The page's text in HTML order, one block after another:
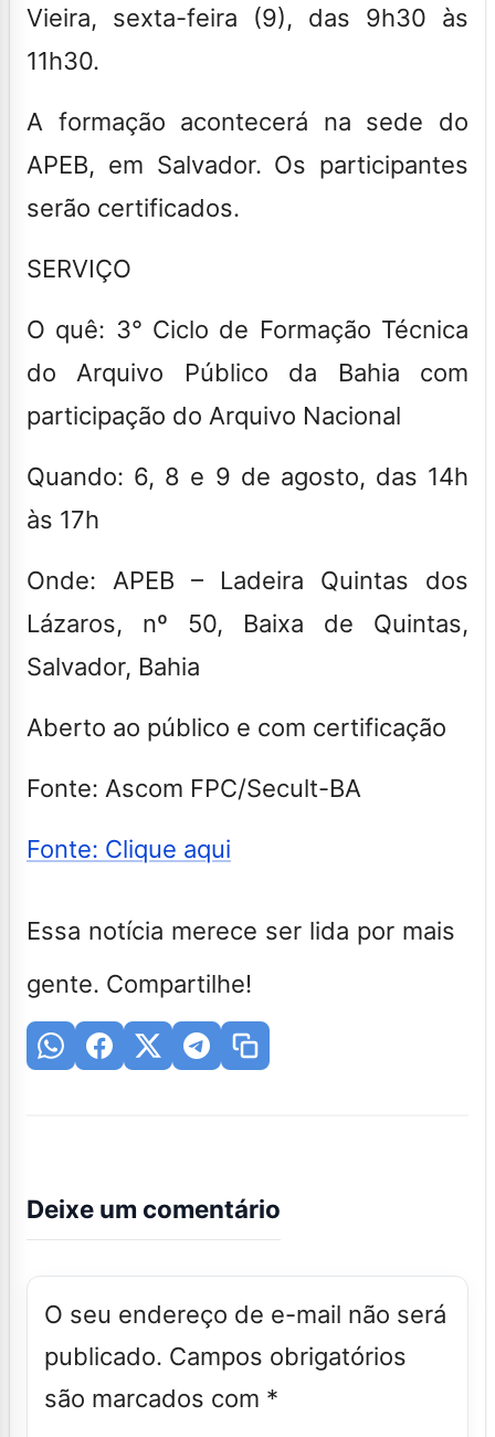
Vieira, sexta-feira (9), das 9h30 às
11h30.
A formação acontecerá na sede do
APEB, em Salvador. Os participantes
serão certificados.
SERVIÇO
O quê: 3° Ciclo de Formação Técnica
do Arquivo Público da Bahia com
participação do Arquivo Nacional
Quando: 6, 8 e 9 de agosto, das 14h
às 17h
Onde: APEB – Ladeira Quintas dos
Lázaros, nº 50, Baixa de Quintas,
Salvador, Bahia
Aberto ao público e com certificação
Fonte: Ascom FPC/Secult-BA
Fonte: Clique aqui
Essa notícia merece ser lida por mais
gente. Compartilhe!
Deixe um comentário
O seu endereço de e-mail não será
publicado. Campos obrigatórios
são marcados com *